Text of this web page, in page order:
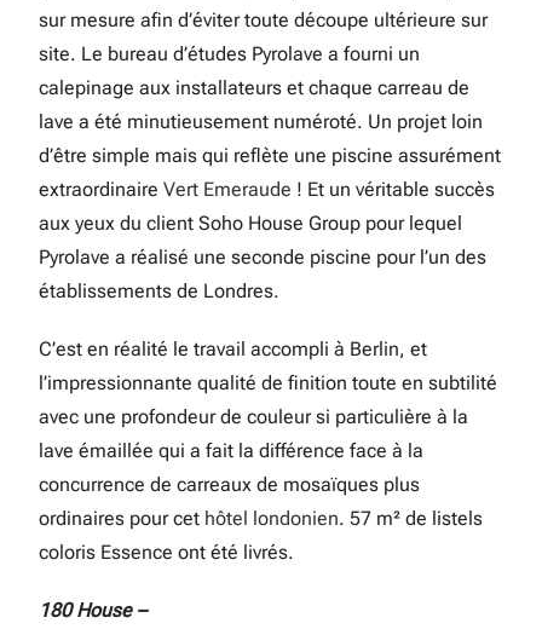
sur mesure afin d’éviter toute découpe ultérieure sur
site. Le bureau d’études Pyrolave a fourni un
calepinage aux installateurs et chaque carreau de
lave a été minutieusement numéroté. Un projet loin
d’être simple mais qui reflète une piscine assurément
extraordinaireVert Emeraude ! Et un véritable succès
aux yeux du client Soho House Group pour lequel
Pyrolave a réalisé une seconde piscine pour l’un des
établissements de Londres.
C’est en réalité le travail accompli à Berlin, et
l’impressionnante qualité de finition toute en subtilité
avec une profondeur de couleur si particulière à la
lave émaillée qui a fait la différence face à la
concurrence de carreaux de mosaïques plus
ordinaires pour cet hôtel londonien. 57 m² de listels
coloris Essence ont été livrés.
180 House –